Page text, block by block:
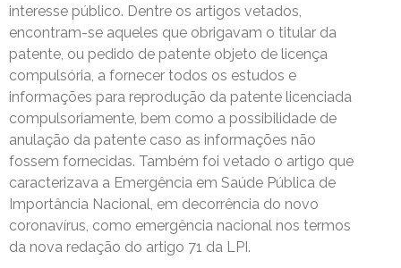
interesse público. Dentre os artigos vetados,
encontram-se aqueles que obrigavam o titular da
patente, ou pedido de patente objeto de licença
compulsória, a fornecer todos os estudos e
informações para reprodução da patente licenciada
compulsoriamente, bem como a possibilidade de
anulação da patente caso as informações não
fossem fornecidas. Também foi vetado o artigo que
caracterizava a Emergência em Saúde Pública de
Importância Nacional, em decorrência do novo
coronavírus, como emergência nacional nos termos
da nova redação do artigo 71 da LPI.